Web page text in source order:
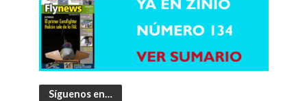
Síguenos en…